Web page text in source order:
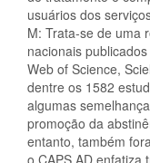
usuários dos
M: Trata-se de uma
nacionais
Web of Science,
dentre os 1582
algumas
promoção da
entanto, também